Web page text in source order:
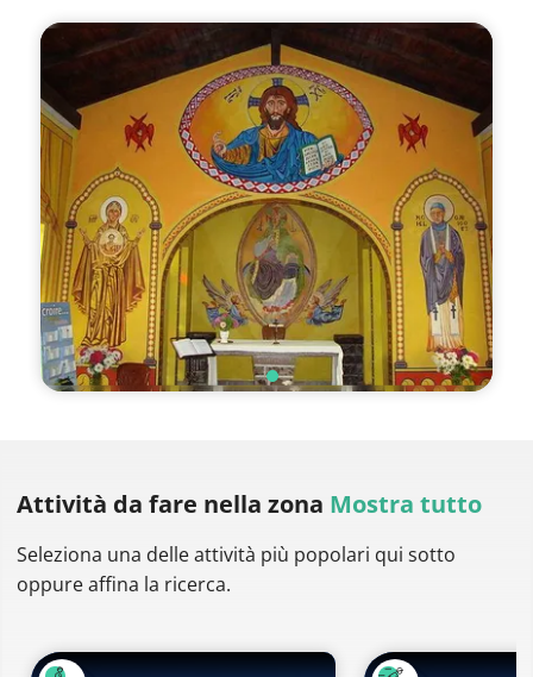
Attività da fare nella zona Mostra tutto
Seleziona una delle attività più popolari qui sotto
oppure affina la ricerca.